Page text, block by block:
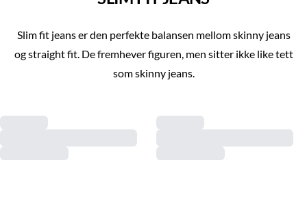
Slim fit jeans er den perfekte balansen mellom skinny jeans
og straight fit. De fremhever figuren, men sitter ikke like tett
som skinny jeans.